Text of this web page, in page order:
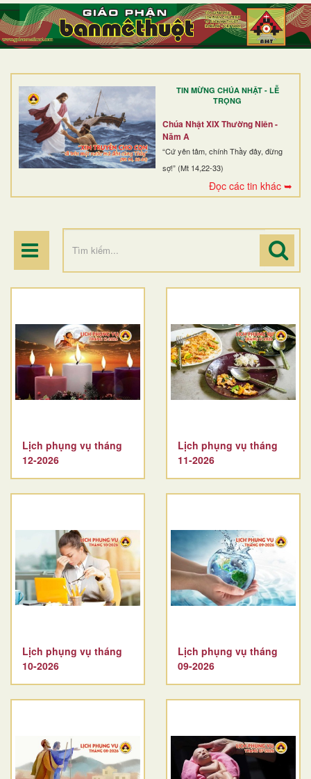
TIN MỪNG CHÚA NHẬT - LỄ
TRỌNG
Chúa Nhật XIX Thường Niên -
Năm A
“Cứ yên tâm, chính Thầy đây, đừng
sợ!” (Mt 14,22-33)
Đọc các tin khác ➥
TRANG NHẤT
GIỚI THIỆU
DÒNG TU
BAN MỤC VỤ
ĐOÀN THỂ CG
Lịch phụng vụ tháng
12-2026
Lịch phụng vụ tháng
11-2026
Lịch phụng vụ tháng
10-2026
Lịch phụng vụ tháng
09-2026